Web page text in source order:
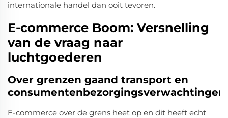
internationale handel dan ooit tevoren.
E-commerce Boom: Versnelling
van de vraag naar
luchtgoederen
Over grenzen gaand transport en
consumentenbezorgingsverwachtingen
E-commerce over de grens heet op en dit heeft echt